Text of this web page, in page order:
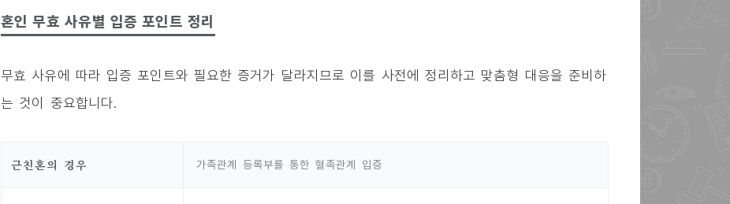
혼인 무효 사유별 입증 포인트 정리
무효 사유에 따라 입증 포인트와 필요한 증거가 달라지므로 이를 사전에 정리하고 맞춤형 대응을 준비하
는 것이 중요합니다.
근친혼의 경우 가족관계 등록부를 통한 혈족관계 입증